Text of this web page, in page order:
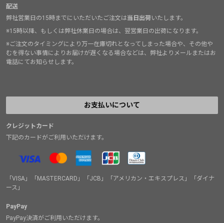
配送
弊社営業日の15時までにいただいたご注文は当日出荷いたします。
※15時以降、もしくは弊社休業日の場合は、翌営業日の出荷になります。
※ご注文のタイミングにより万一在庫切れとなってしまった場合や、その他や
むを得ない事情によりお届けが遅くなる場合などは、弊社よりメールまたはお
電話にてお知らせします。
お支払いについて
クレジットカード
下記のカードがご利用いただけます。
「VISA」「MASTERCARD」「JCB」「アメリカン・エキスプレス」「ダイナ
ース」
PayPay
PayPay決済がご利用いただけます。